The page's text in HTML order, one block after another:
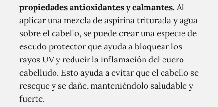
propiedades antioxidantes y calmantes.Al
aplicar una mezcla de aspirina triturada y agua
sobre el cabello, se puede crear una especie de
escudo protector que ayuda a bloquear los
rayos UV y reducir la inflamación del cuero
cabelludo. Esto ayuda a evitar que el cabello se
reseque y se dañe, manteniéndolo saludable y
fuerte.